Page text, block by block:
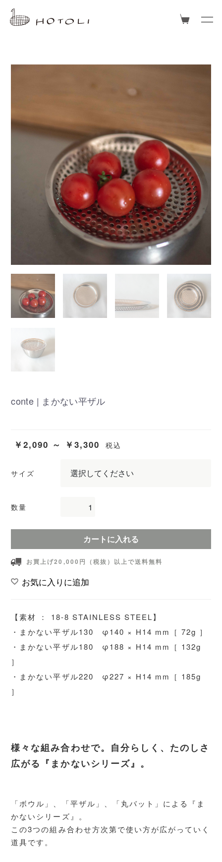
conte | まかない平ザル
￥2,090 ～ ￥3,300 税込
サイズ
数量
カートに入れる
お買上げ20,000円（税抜）以上で送料無料
お気に入りに追加
【素材 ： 18-8 STAINLESS STEEL】
・まかない平ザル130 φ140 × H14 mm［ 72g ］
・まかない平ザル180 φ188 × H14 mm［ 132g
］
・まかない平ザル220 φ227 × H14 mm［ 185g
］
様々な組み合わせで。自分らしく、たのしさ
広がる『まかないシリーズ』。
「ボウル」、「平ザル」、「丸バット」による『ま
かないシリーズ』。
この3つの組み合わせ方次第で使い方が広がっていく
道具です。